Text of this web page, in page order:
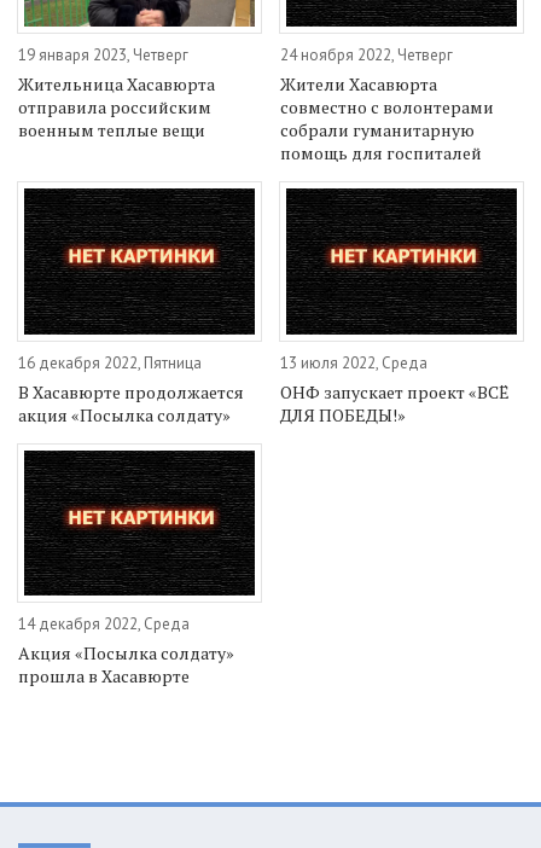
19 января 2023, Четверг
Жительница Хасавюрта
отправила российским
военным теплые вещи
24 ноября 2022, Четверг
Жители Хасавюрта
совместно с волонтерами
собрали гуманитарную
помощь для госпиталей
16 декабря 2022, Пятница
В Хасавюрте продолжается
акция «Посылка солдату»
13 июля 2022, Среда
ОНФ запускает проект «ВСЁ
ДЛЯ ПОБЕДЫ!»
14 декабря 2022, Среда
Акция «Посылка солдату»
прошла в Хасавюрте